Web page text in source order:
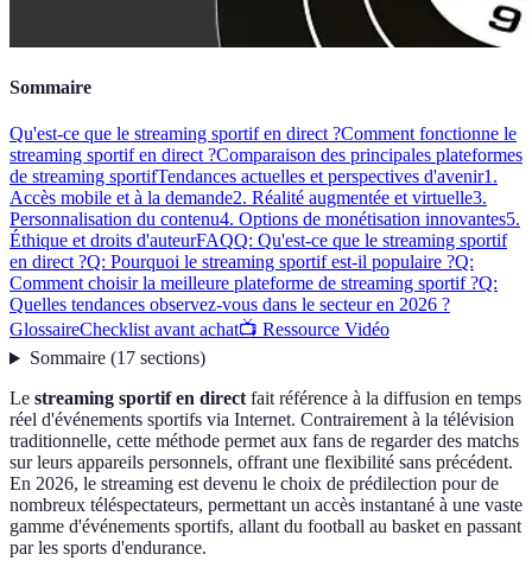
Sommaire
Qu'est-ce que le streaming sportif en direct ?Comment fonctionne le
streaming sportif en direct ?Comparaison des principales plateformes
de streaming sportifTendances actuelles et perspectives d'avenir1.
Accès mobile et à la demande2. Réalité augmentée et virtuelle3.
Personnalisation du contenu4. Options de monétisation innovantes5.
Éthique et droits d'auteurFAQQ: Qu'est-ce que le streaming sportif
en direct ?Q: Pourquoi le streaming sportif est-il populaire ?Q:
Comment choisir la meilleure plateforme de streaming sportif ?Q:
Quelles tendances observez-vous dans le secteur en 2026 ?
GlossaireChecklist avant achat📺 Ressource Vidéo
Sommaire(17 sections)
Le streaming sportif en directfait référence à la diffusion en temps
réel d'événements sportifs via Internet. Contrairement à la télévision
traditionnelle, cette méthode permet aux fans de regarder des matchs
sur leurs appareils personnels, offrant une flexibilité sans précédent.
En 2026, le streaming est devenu le choix de prédilection pour de
nombreux téléspectateurs, permettant un accès instantané à une vaste
gamme d'événements sportifs, allant du football au basket en passant
par les sports d'endurance.